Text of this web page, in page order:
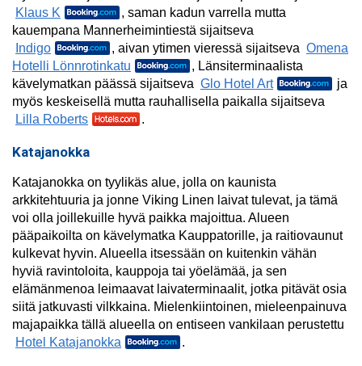
Klaus K
, saman kadun varrella mutta
kauempana Mannerheimintiestä sijaitseva
Indigo
, aivan ytimen vieressä sijaitseva Omena
Hotelli Lönnrotinkatu
, Länsiterminaalista
kävelymatkan päässä sijaitseva Glo Hotel Art
ja
myös keskeisellä mutta rauhallisella paikalla sijaitseva
Lilla Roberts
.
Katajanokka
Katajanokka on tyylikäs alue, jolla on kaunista
arkkitehtuuria ja jonne Viking Linen laivat tulevat, ja tämä
voi olla joillekuille hyvä paikka majoittua. Alueen
pääpaikoilta on kävelymatka Kauppatorille, ja raitiovaunut
kulkevat hyvin. Alueella itsessään on kuitenkin vähän
hyviä ravintoloita, kauppoja tai yöelämää, ja sen
elämänmenoa leimaavat laivaterminaalit, jotka pitävät osia
siitä jatkuvasti vilkkaina. Mielenkiintoinen, mieleenpainuva
majapaikka tällä alueella on entiseen vankilaan perustettu
Hotel Katajanokka
.